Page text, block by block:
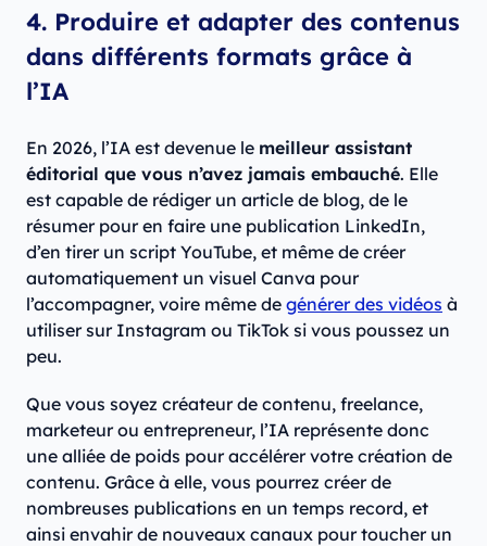
4. Produire et adapter des contenus
dans différents formats grâce à
l’IA
En 2026, l’IA est devenue le meilleur assistant
éditorial que vous n’avez jamais embauché. Elle
est capable de rédiger un article de blog, de le
résumer pour en faire une publication LinkedIn,
d’en tirer un script YouTube, et même de créer
automatiquement un visuel Canva pour
l’accompagner, voire même de générer des vidéos à
utiliser sur Instagram ou TikTok si vous poussez un
peu.
Que vous soyez créateur de contenu, freelance,
marketeur ou entrepreneur, l’IA représente donc
une alliée de poids pour accélérer votre création de
contenu. Grâce à elle, vous pourrez créer de
nombreuses publications en un temps record, et
ainsi envahir de nouveaux canaux pour toucher un